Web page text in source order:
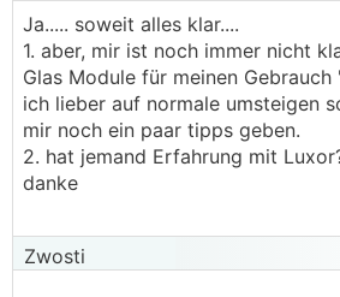
Ja..... soweit alles klar....
1. aber, mir ist noch immer nicht
Glas Module für meinen
ich lieber auf normale umsteigen
mir noch ein paar tipps geben.
2. hat jemand Erfahrung mit
danke
Zwosti